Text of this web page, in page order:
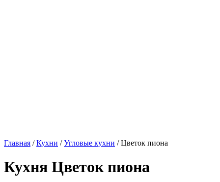
Главная /Кухни /Угловые кухни / Цветок пиона
Кухня Цветок пиона